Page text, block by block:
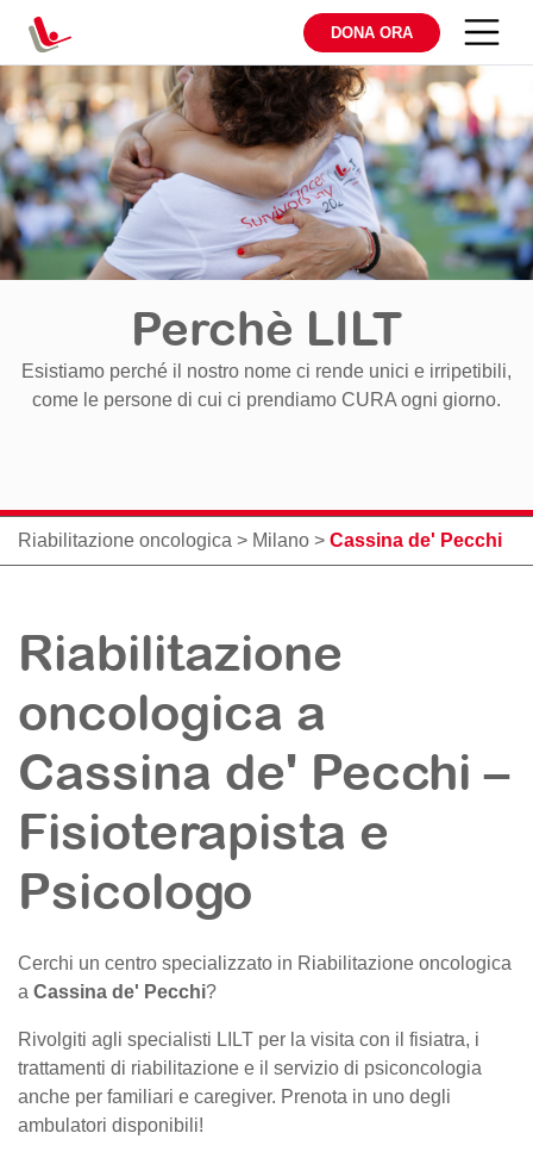
DONA ORA
Perchè LILT
Esistiamo perché il nostro nome ci rende unici e irripetibili,
come le persone di cui ci prendiamo CURA ogni giorno.
Riabilitazione oncologica > Milano > Cassina de' Pecchi
Riabilitazione
oncologica a
Cassina de' Pecchi –
Fisioterapista e
Psicologo
Cerchi un centro specializzato in Riabilitazione oncologica
a Cassina de' Pecchi?
Rivolgiti agli specialisti LILT per la visita con il fisiatra, i
trattamenti di riabilitazione e il servizio di psiconcologia
anche per familiari e caregiver. Prenota in uno degli
ambulatori disponibili!